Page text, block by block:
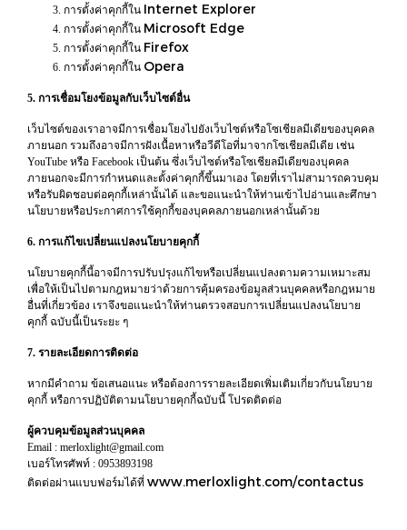
การตั้งค่าคุกกี้ใน Internet Explorer
การตั้งค่าคุกกี้ใน Microsoft Edge
การตั้งค่าคุกกี้ใน Firefox
การตั้งค่าคุกกี้ใน Opera
5. การเชื่อมโยงข้อมูลกับเว็บไซต์อื่น
เว็บไซต์ของเราอาจมีการเชื่อมโยงไปยังเว็บไซต์หรือโซเชียลมีเดียของบุคคล
ภายนอก รวมถึงอาจมีการฝังเนื้อหาหรือวีดีโอที่มาจากโซเชียลมีเดีย เช่น
YouTube หรือ Facebook เป็นต้น ซึ่งเว็บไซต์หรือโซเชียลมีเดียของบุคคล
ภายนอกจะมีการกำหนดและตั้งค่าคุกกี้ขึ้นมาเอง โดยที่เราไม่สามารถควบคุม
หรือรับผิดชอบต่อคุกกี้เหล่านั้นได้ และขอแนะนำให้ท่านเข้าไปอ่านและศึกษา
นโยบายหรือประกาศการใช้คุกกี้ของบุคคลภายนอกเหล่านั้นด้วย
6. การแก้ไขเปลี่ยนแปลงนโยบายคุกกี้
นโยบายคุกกี้นี้อาจมีการปรับปรุงแก้ไขหรือเปลี่ยนแปลงตามความเหมาะสม
เพื่อให้เป็นไปตามกฎหมายว่าด้วยการคุ้มครองข้อมูลส่วนบุคคลหรือกฎหมาย
อื่นที่เกี่ยวข้อง เราจึงขอแนะนำให้ท่านตรวจสอบการเปลี่ยนแปลงนโยบาย
คุกกี้ ฉบับนี้เป็นระยะ ๆ
7. รายละเอียดการติดต่อ
หากมีคำถาม ข้อเสนอแนะ หรือต้องการรายละเอียดเพิ่มเติมเกี่ยวกับนโยบาย
คุกกี้ หรือการปฏิบัติตามนโยบายคุกกี้ฉบับนี้ โปรดติดต่อ
ผู้ควบคุมข้อมูลส่วนบุคคล
Email : merloxlight@gmail.com
เบอร์โทรศัพท์ : 0953893198
ติดต่อผ่านแบบฟอร์มได้ที่ www.merloxlight.com/contactus